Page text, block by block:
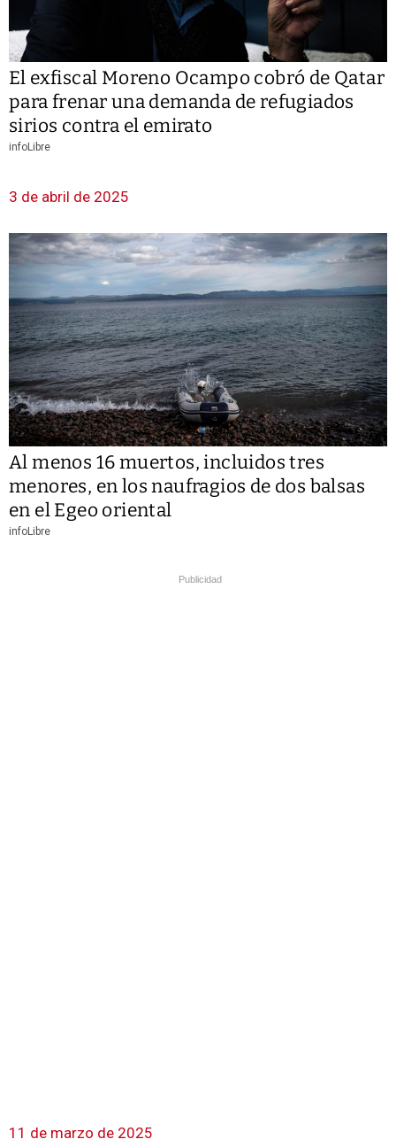
El exfiscal Moreno Ocampo cobró de Qatar
para frenar una demanda de refugiados
sirios contra el emirato
infoLibre
3 de abril de 2025
Al menos 16 muertos, incluidos tres
menores, en los naufragios de dos balsas
en el Egeo oriental
infoLibre
Publicidad
11 de marzo de 2025